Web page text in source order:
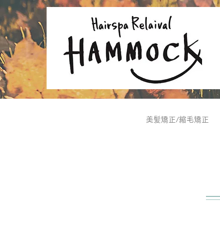
美髪矯正/縮毛矯正